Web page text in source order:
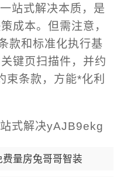
站式解决本质，是
成本。但需注意，
款和标准化执行基
键页扫描件，并约
束条款，方能*化利
式解决yAJB9ekg
量房兔哥哥智装